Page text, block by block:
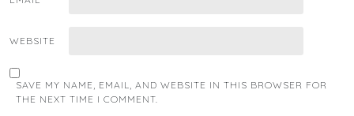
WEBSITE
SAVE MY NAME, EMAIL, AND WEBSITE IN THIS BROWSER FOR
THE NEXT TIME I COMMENT.